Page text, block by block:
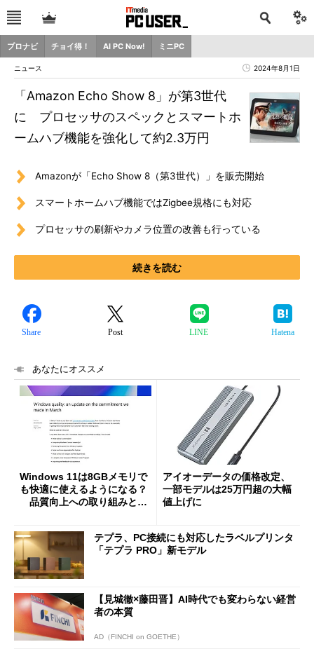
プロナビ チョイ得！ AI PC Now! ミニPC
ニュース 2024年8月1日
「Amazon Echo Show 8」が第3世代
に プロセッサのスペックとスマートホ
ームハブ機能を強化して約2.3万円
Amazonが「Echo Show 8（第3世代）」を販売開始
スマートホームハブ機能ではZigbee規格にも対応
プロセッサの刷新やカメラ位置の改善も行っている
続きを読む
Share Post LINE Hatena
あなたにオススメ
Windows 11は8GBメモリで
も快適に使えるようになる？
品質向上への取り組みと
アイオーデータの価格改定、
一部モデルは25万円超の大幅
値上げに
テプラ、PC接続にも対応したラベルプリンタ
「テプラ PRO」新モデル
【見城徹×藤田晋】AI時代でも変わらない経営
者の本質
AD（FINCHI on GOETHE）